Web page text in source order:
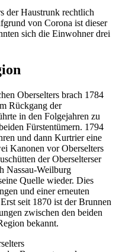
der Haustrunk rechtlich
von Corona ist dieser
sich die Einwohner drei
Oberselters brach 1784
Rückgang der
in den Folgejahren zu
Fürstentümern. 1794
und dann Kurtrier eine
Kanonen vor Oberselters
der Oberselterser
Nassau-Weilburg
Quelle wieder. Dies
und einer erneuten
seit 1870 ist der Brunnen
zwischen den beiden
bekannt.